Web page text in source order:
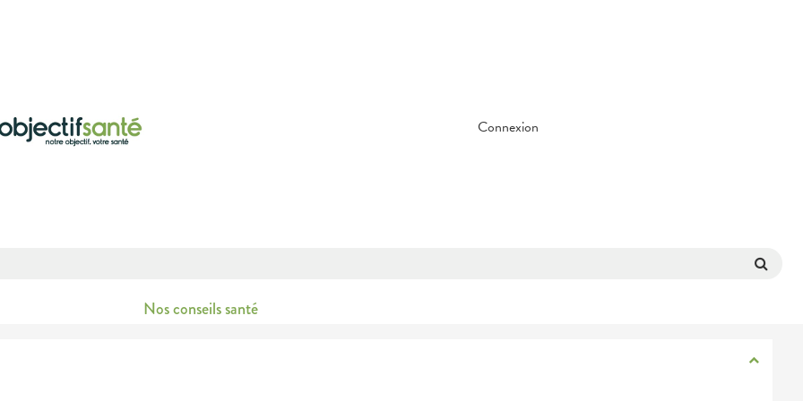
Connexion
Nos conseils santé